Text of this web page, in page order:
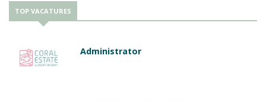
TOP VACATURES
Administrator